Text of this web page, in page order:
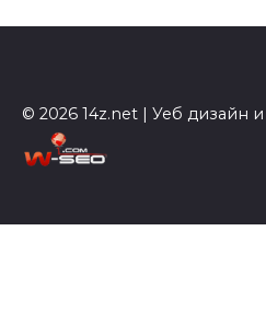
© 2026 14z.net | Уеб дизайн